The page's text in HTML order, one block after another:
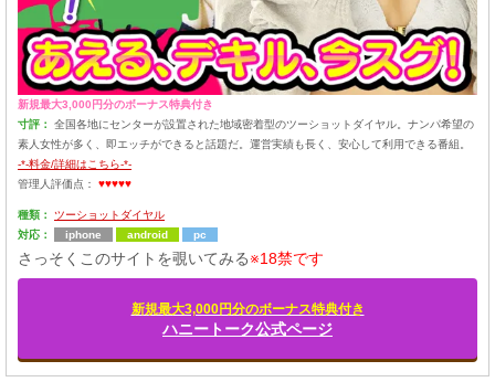
新規最大3,000円分のボーナス特典付き
寸評：
全国各地にセンターが設置された地域密着型のツーショットダイヤル。ナンパ希望の
素人女性が多く、即エッチができると話題だ。運営実績も長く、安心して利用できる番組。
-*-料金/詳細はこちら-*-
管理人評価点： ♥♥♥♥♥
種類：
ツーショットダイヤル
対応：
iphone android pc
さっそくこのサイトを覗いてみる※18禁です
新規最大3,000円分のボーナス特典付き
ハニートーク公式ページ